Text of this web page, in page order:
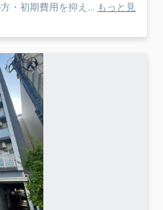
・初期費用を抑え... もっと見